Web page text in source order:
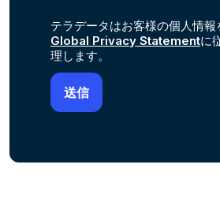
テラデータはお客様の個人情報
Global Privacy Statementに
理します。